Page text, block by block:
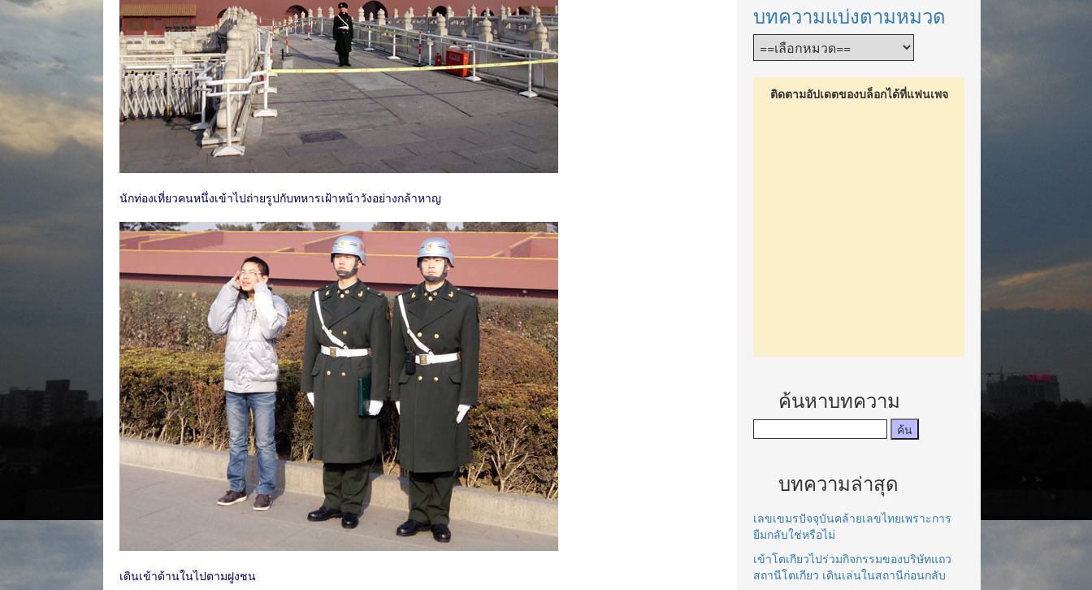
นักท่องเที่ยวคนหนึ่งเข้าไปถ่ายรูปกับทหารเฝ้าหน้าวังอย่างกล้าหาญ
เดินเข้าด้านในไปตามฝูงชน
บทความแบ่งตามหมวด
ติดตามอัปเดตของบล็อกได้ที่แฟนเพจ
ค้นหาบทความ
บทความล่าสุด
เลขเขมรปัจจุบันคล้ายเลขไทยเพราะการ
ยืมกลับใช่หรือไม่
เข้าโตเกียวไปร่วมกิจกรรมของบริษัทแถว
สถานีโตเกียว เดินเล่นในสถานีก่อนกลับ